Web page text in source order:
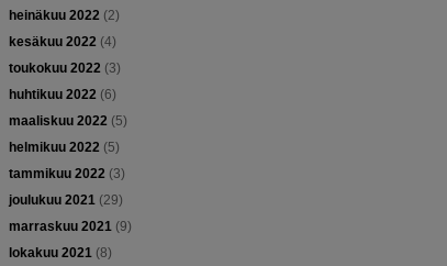
heinäkuu 2022(2)
kesäkuu 2022(4)
toukokuu 2022(3)
huhtikuu 2022(6)
maaliskuu 2022(5)
helmikuu 2022(5)
tammikuu 2022(3)
joulukuu 2021(29)
marraskuu 2021(9)
lokakuu 2021(8)